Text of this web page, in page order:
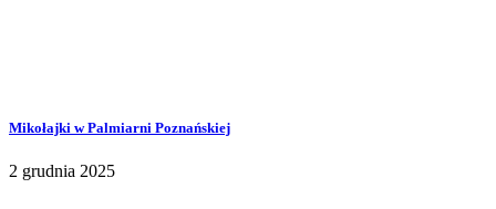
Mikołajki w Palmiarni Poznańskiej
2 grudnia 2025